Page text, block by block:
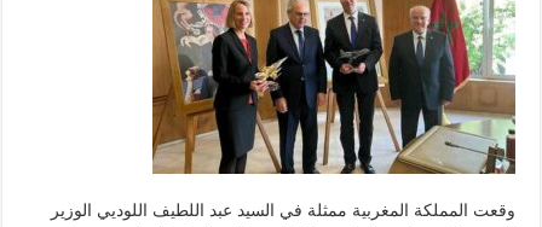
وقعت المملكة المغربية ممثلة في السيد عبد اللطيف اللوديي الوزير